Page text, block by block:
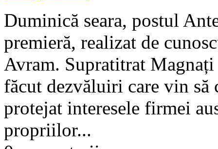
Duminică seara, postul
premieră, realizat de
Avram. Supratitrat
făcut dezvăluiri care vin
protejat interesele firmei
propriilor...